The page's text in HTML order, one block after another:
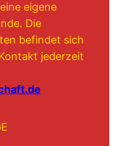
eigene
Die
befindet sich
jederzeit